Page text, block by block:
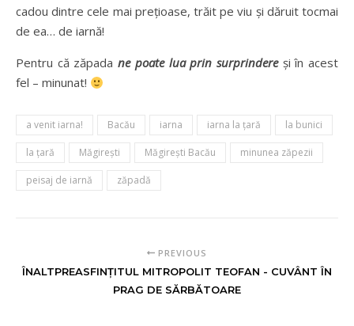
cadou dintre cele mai prețioase, trăit pe viu și dăruit tocmai
de ea… de iarnă!
Pentru că zăpadane poate lua prin surprindereși în acest
fel – minunat!
a venit iarna! Bacău iarna iarna la țară la bunici
la ţară Măgirești Măgirești Bacău minunea zăpezii
peisaj de iarnă zăpadă
PREVIOUS
ÎNALTPREASFINȚITUL MITROPOLIT TEOFAN - CUVÂNT ÎN
PRAG DE SĂRBĂTOARE